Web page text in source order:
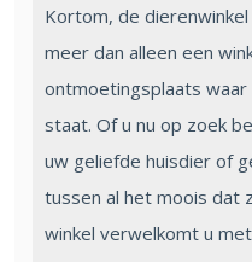
Kortom, de
meer dan alleen een
ontmoetingsplaats
staat. Of u nu op zoek
uw geliefde huisdier of
tussen al het moois dat
winkel verwelkomt u